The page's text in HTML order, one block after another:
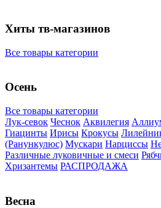
Хиты тв-магазинов
Все товары категории
Осень
Все товары категории
Лук-севок Чеснок Аквилегия
Гиацинты Ирисы Крокусы
(Ранункулюс) Мускари Нарцисcы
Различные луковичные и смеси
Хризантемы РАСПРОДАЖА
Весна